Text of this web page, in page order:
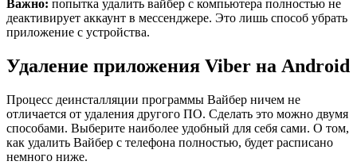
Важно: попытка удалить вайбер с компьютера полностью не
деактивирует аккаунт в мессенджере. Это лишь способ убрать
приложение с устройства.
Удаление приложения Viber на Android
Процесс деинсталляции программы Вайбер ничем не
отличается от удаления другого ПО. Сделать это можно двумя
способами. Выберите наиболее удобный для себя сами. О том,
как удалить Вайбер с телефона полностью, будет расписано
немного ниже.